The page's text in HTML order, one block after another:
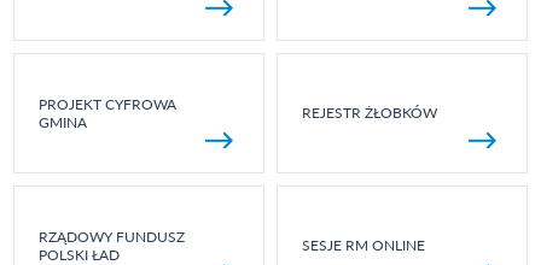
PROJEKT CYFROWA
GMINA
REJESTR ŻŁOBKÓW
RZĄDOWY FUNDUSZ
POLSKI ŁAD
SESJE RM ONLINE